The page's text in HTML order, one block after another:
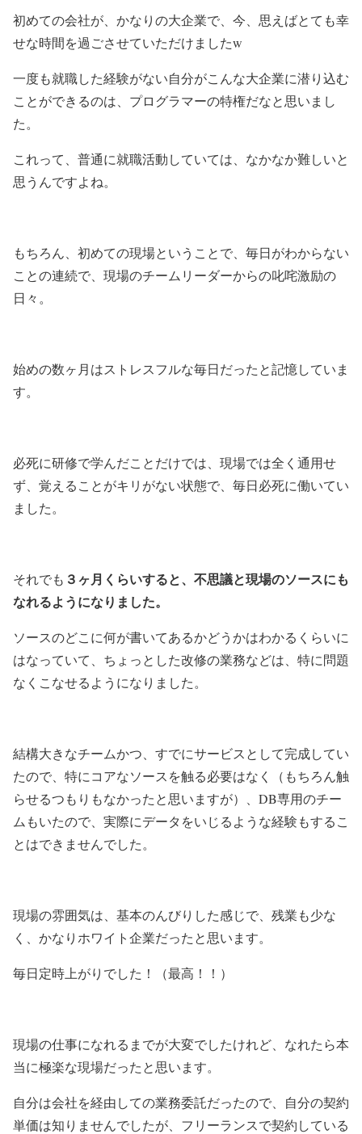
初めての会社が、かなりの大企業で、今、思えばとても幸
せな時間を過ごさせていただけましたw
一度も就職した経験がない自分がこんな大企業に潜り込む
ことができるのは、プログラマーの特権だなと思いまし
た。
これって、普通に就職活動していては、なかなか難しいと
思うんですよね。
もちろん、初めての現場ということで、毎日がわからない
ことの連続で、現場のチームリーダーからの叱咤激励の
日々。
始めの数ヶ月はストレスフルな毎日だったと記憶していま
す。
必死に研修で学んだことだけでは、現場では全く通用せ
ず、覚えることがキリがない状態で、毎日必死に働いてい
ました。
それでも ３ヶ月くらいすると、不思議と現場のソースにも
なれるようになりました。
ソースのどこに何が書いてあるかどうかはわかるくらいに
はなっていて、ちょっとした改修の業務などは、特に問題
なくこなせるようになりました。
結構大きなチームかつ、すでにサービスとして完成してい
たので、特にコアなソースを触る必要はなく（もちろん触
らせるつもりもなかったと思いますが）、DB専用のチー
ムもいたので、実際にデータをいじるような経験もするこ
とはできませんでした。
現場の雰囲気は、基本のんびりした感じで、残業も少な
く、かなりホワイト企業だったと思います。
毎日定時上がりでした！（最高！！）
現場の仕事になれるまでが大変でしたけれど、なれたら本
当に極楽な現場だったと思います。
自分は会社を経由しての業務委託だったので、自分の契約
単価は知りませんでしたが、フリーランスで契約している